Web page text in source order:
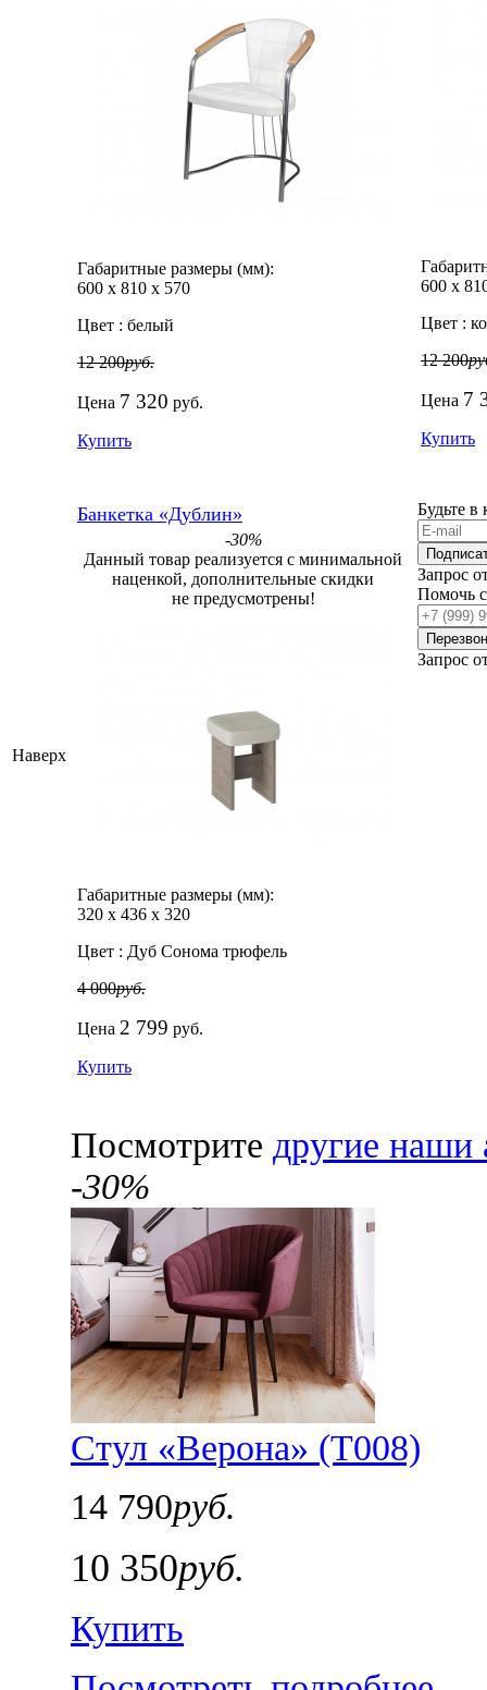
Наверх
Габаритные размеры (мм):
600 х 810 х 570
Цвет : белый
12 200руб.
Цена 7 320 руб.
Купить
600 х
Цвет :
12 200
Цена 7
Купить
Банкетка «Дублин»
-30%
Данный товар реализуется с минимальной
наценкой, дополнительные скидки
не предусмотрены!
Габаритные размеры (мм):
320 х 436 х 320
Цвет : Дуб Сонома трюфель
4 000руб.
Цена 2 799 руб.
Купить
Будьте в
Запрос
Помочь
Запрос
Посмотрите другие наши
-30%
Стул «Верона» (Т008)
14 790руб.
10 350руб.
Купить